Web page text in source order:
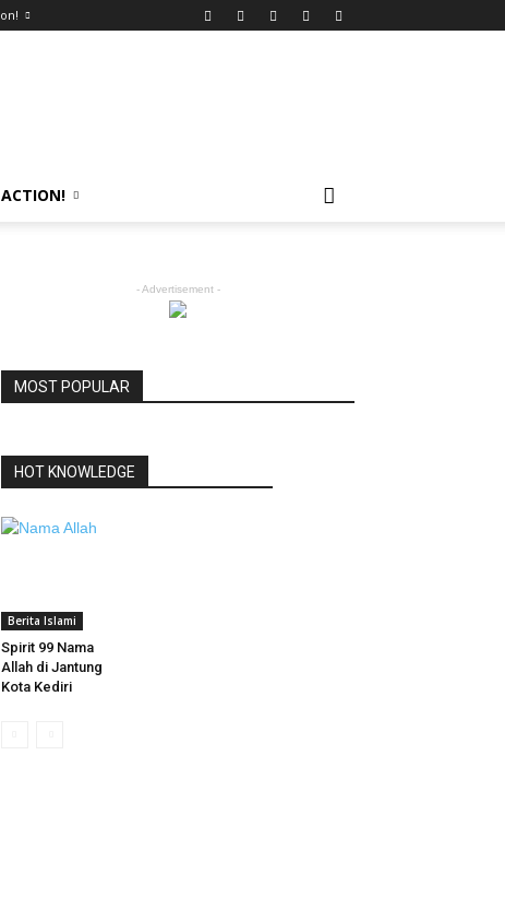
- Advertisement -
MOST POPULAR
HOT KNOWLEDGE
Berita Islami
Spirit 99 Nama
Allah di Jantung
Kota Kediri